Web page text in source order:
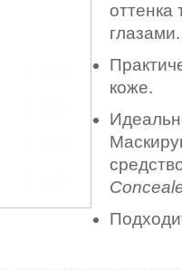
оттенка
глазами.
коже.